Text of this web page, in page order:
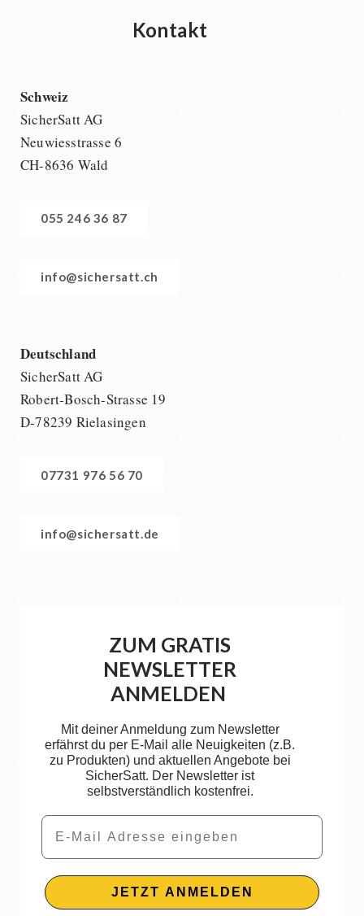
Kontakt
Schweiz
SicherSatt AG
Neuwiesstrasse 6
CH-8636 Wald
055 246 36 87
info@sichersatt.ch
Deutschland
SicherSatt AG
Robert-Bosch-Strasse 19
D-78239 Rielasingen
07731 976 56 70
info@sichersatt.de
ZUM GRATIS
NEWSLETTER
ANMELDEN
Mit deiner Anmeldung zum Newsletter
erfährst du per E-Mail alle Neuigkeiten (z.B.
zu Produkten) und aktuellen Angebote bei
SicherSatt. Der Newsletter ist
selbstverständlich kostenfrei.
Email
JETZT ANMELDEN